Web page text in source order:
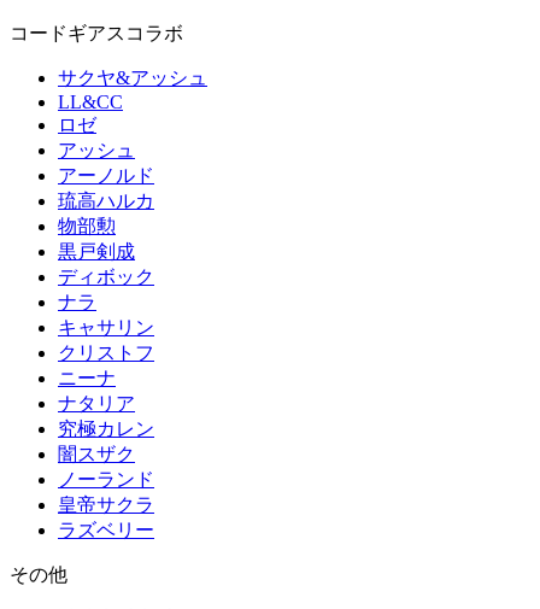
コードギアスコラボ
サクヤ&アッシュ
LL&CC
ロゼ
アッシュ
アーノルド
琉高ハルカ
物部勲
黒戸剣成
ディボック
ナラ
キャサリン
クリストフ
ニーナ
ナタリア
究極カレン
闇スザク
ノーランド
皇帝サクラ
ラズベリー
その他